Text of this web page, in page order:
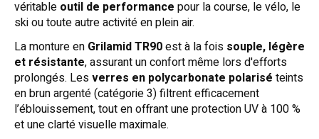
véritable outil de performance pour la course, le vélo, le
ski ou toute autre activité en plein air.
La monture en Grilamid TR90est à la fois souple, légère
et résistante, assurant un confort même lors d'efforts
prolongés. Lesverres en polycarbonate polarisé teints
en brun argenté (catégorie 3) filtrent efficacement
l’éblouissement, tout en offrant une protection UV à 100 %
et une clarté visuelle maximale.